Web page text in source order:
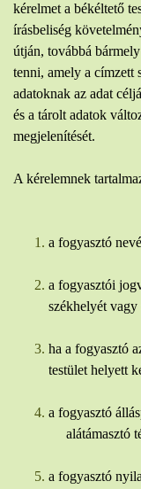
kérelmet a békéltető
írásbeliség
útján, továbbá
tenni, amely a címzett
adatoknak az adat
és a tárolt adatok
megjelenítését.
A kérelemnek
a fogyasztó
a fogyasztói
székhelyét
ha a fogyasztó
testület helyett
a fogyasztó
alátámasztó
a fogyasztó